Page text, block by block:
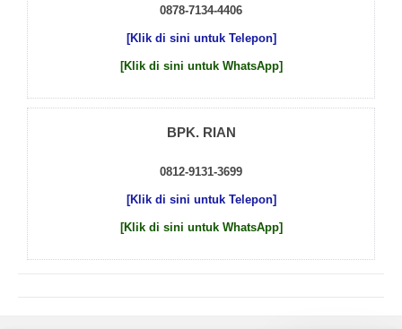
0878-7134-4406
[Klik di sini untuk Telepon]
[Klik di sini untuk WhatsApp]
BPK. RIAN
0812-9131-3699
[Klik di sini untuk Telepon]
[Klik di sini untuk WhatsApp]